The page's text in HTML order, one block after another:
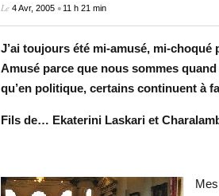
Le 4 Avr, 2005• 11 h 21 min
J’ai toujours été mi-amusé, mi-
Amusé parce que nous sommes
qu’en politique, certains continuent à
Fils de… Ekaterini Laskari et